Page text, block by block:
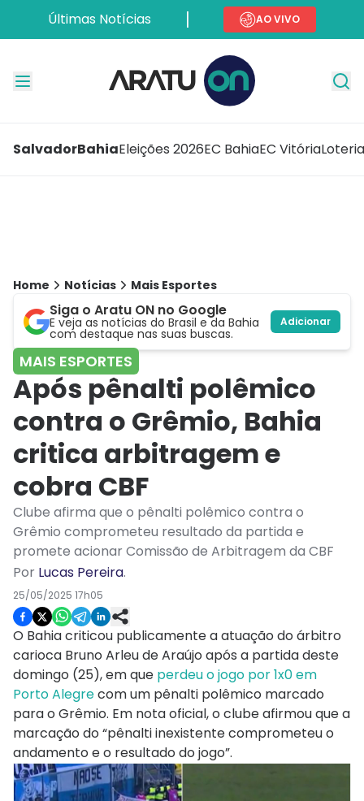
Últimas Notícias AO VIVO
SalvadorBahiaEleições 2026EC BahiaEC Vitória
Home Notícias Mais Esportes
Siga o Aratu ON no Google
E veja as notícias do Brasil e da Bahia
com destaque nas suas buscas.
Adicionar
MAIS ESPORTES
Após pênalti polêmico
contra o Grêmio, Bahia
critica arbitragem e
cobra CBF
Clube afirma que o pênalti polêmico contra o
Grêmio comprometeu resultado da partida e
promete acionar Comissão de Arbitragem da CBF
Por Lucas Pereira.
25/05/2025 17h05
O Bahia criticou publicamente a atuação do árbitro
carioca Bruno Arleu de Araújo após a partida deste
domingo (25), em que perdeu o jogo por 1x0 em
Porto Alegrecom um pênalti polêmico marcado
para o Grêmio. Em nota oficial, o clube afirmou que a
marcação do “pênalti inexistente comprometeu o
andamento e o resultado do jogo”.